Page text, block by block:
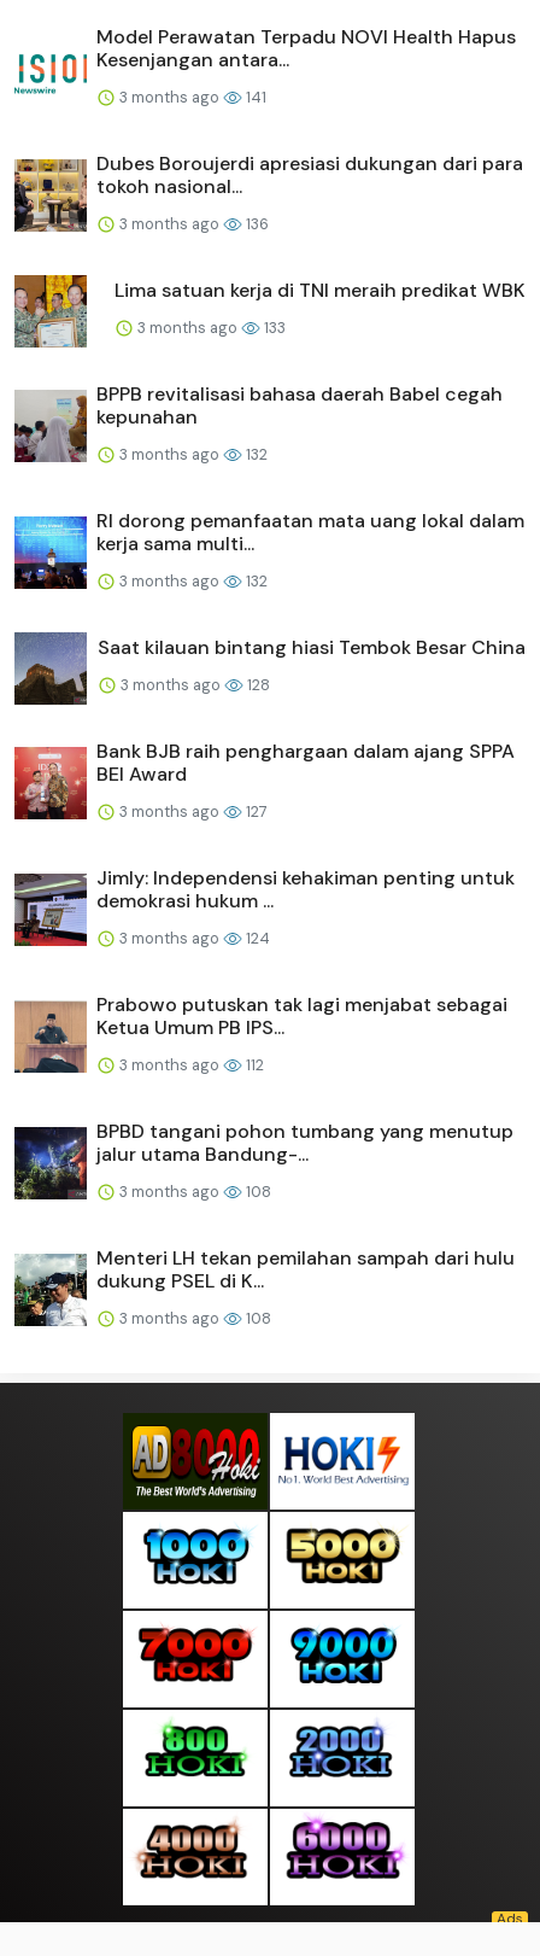
Model Perawatan Terpadu NOVI Health Hapus
Kesenjangan antara...
3 months ago 141
Dubes Boroujerdi apresiasi dukungan dari para
tokoh nasional...
3 months ago 136
Lima satuan kerja di TNI meraih predikat WBK
3 months ago 133
BPPB revitalisasi bahasa daerah Babel cegah
kepunahan
3 months ago 132
RI dorong pemanfaatan mata uang lokal dalam
kerja sama multi...
3 months ago 132
Saat kilauan bintang hiasi Tembok Besar China
3 months ago 128
Bank BJB raih penghargaan dalam ajang SPPA
BEI Award
3 months ago 127
Jimly: Independensi kehakiman penting untuk
demokrasi hukum ...
3 months ago 124
Prabowo putuskan tak lagi menjabat sebagai
Ketua Umum PB IPS...
3 months ago 112
BPBD tangani pohon tumbang yang menutup
jalur utama Bandung-...
3 months ago 108
Menteri LH tekan pemilahan sampah dari hulu
dukung PSEL di K...
3 months ago 108